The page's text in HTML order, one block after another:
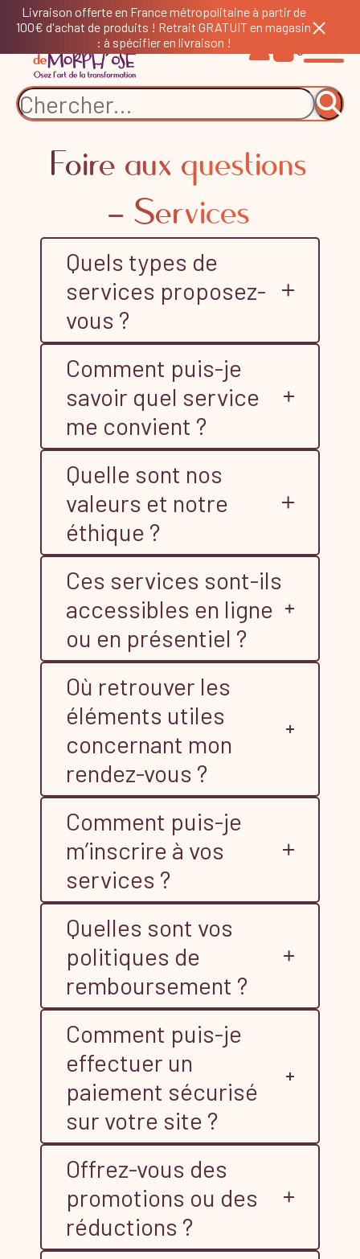
Livraison offerte en France métropolitaine à partir de
100€ d'achat de produits ! Retrait GRATUIT en magasin
: à spécifier en livraison !
0
Foire aux questions
- Services
Quels types de
services proposez-
vous ?
Comment puis-je
savoir quel service
me convient ?
Quelle sont nos
valeurs et notre
éthique ?
Ces services sont-ils
accessibles en ligne
ou en présentiel ?
Où retrouver les
éléments utiles
concernant mon
rendez-vous ?
Comment puis-je
m’inscrire à vos
services ?
Quelles sont vos
politiques de
remboursement ?
Comment puis-je
effectuer un
paiement sécurisé
sur votre site ?
Offrez-vous des
promotions ou des
réductions ?